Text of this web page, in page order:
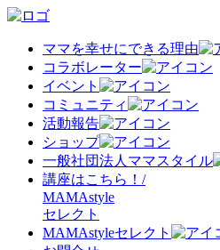
ママを幸せにできる理由
コラボレーター
イベント
コミュニティ
活動報告
ショップ
一般社団法人ママスタイル
講座はこちら！/
MAMAstyle
セレクト
MAMAstyleセレクト